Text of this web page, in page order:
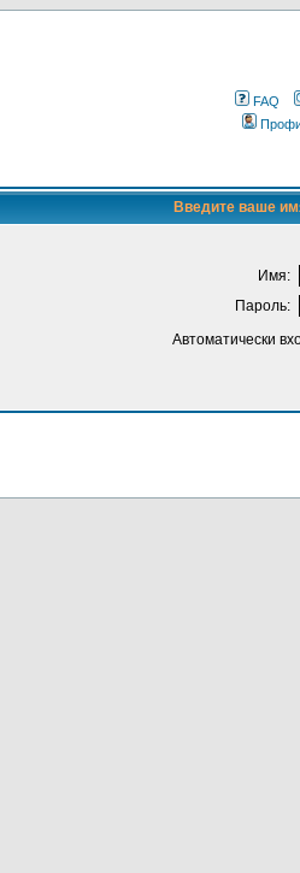
FAQ
Введите ваше
Имя:
Пароль:
Автоматически